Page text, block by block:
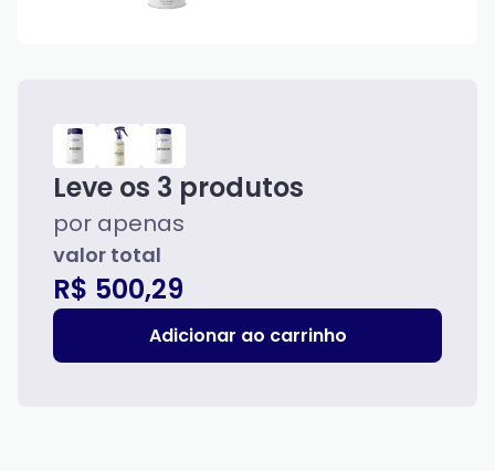
Leve os 3 produtos
por apenas
valor total
R$ 500,29
Adicionar ao carrinho